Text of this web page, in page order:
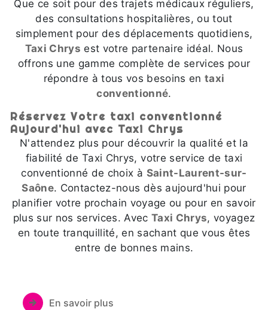
Que ce soit pour des trajets médicaux réguliers,
des consultations hospitalières, ou tout
simplement pour des déplacements quotidiens,
Taxi Chrys est votre partenaire idéal. Nous
offrons une gamme complète de services pour
répondre à tous vos besoins entaxi
conventionné.
Réservez Votre taxi conventionné
Aujourd'hui avec Taxi Chrys
N'attendez plus pour découvrir la qualité et la
fiabilité de Taxi Chrys, votre service de taxi
conventionné de choix à Saint-Laurent-sur-
Saône. Contactez-nous dès aujourd'hui pour
planifier votre prochain voyage ou pour en savoir
plus sur nos services. AvecTaxi Chrys, voyagez
en toute tranquillité, en sachant que vous êtes
entre de bonnes mains.
En savoir plus